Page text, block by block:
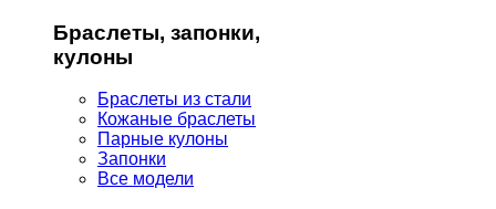
Браслеты, запонки,
кулоны
Браслеты из стали
Кожаные браслеты
Парные кулоны
Запонки
Все модели